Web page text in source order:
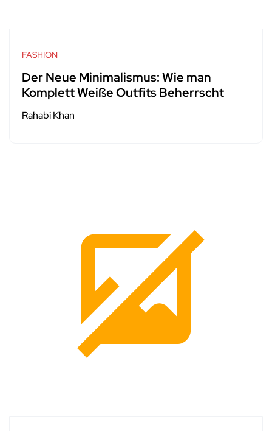
FASHION
Der Neue Minimalismus: Wie man
Komplett Weiße Outfits Beherrscht
Rahabi Khan